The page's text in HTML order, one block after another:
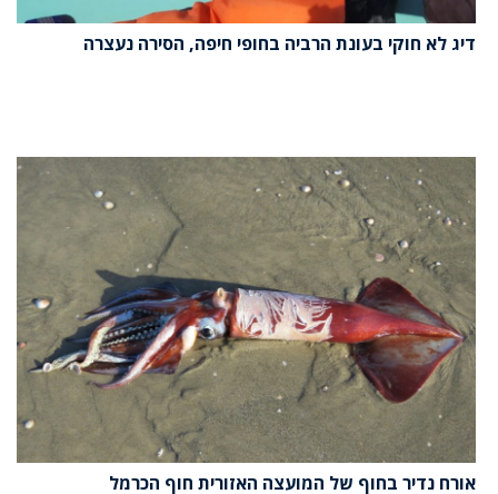
דיג לא חוקי בעונת הרביה בחופי חיפה, הסירה נעצרה
אורח נדיר בחוף של המועצה האזורית חוף הכרמל